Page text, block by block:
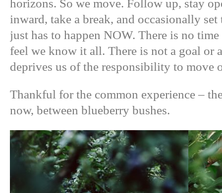
horizons. So we move. Follow up, stay
inward, take a break, and occasionally
just has to happen NOW. There is no
feel we know it all. There is not a goal or
deprives us of the responsibility to
Thankful for the common experience –
now, between blueberry bushes.